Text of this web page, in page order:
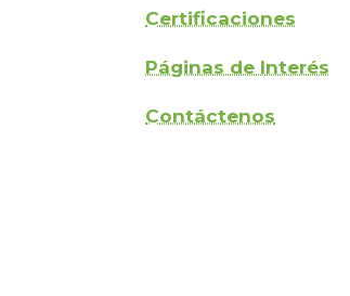
Certificaciones
Páginas de Interés
Contáctenos